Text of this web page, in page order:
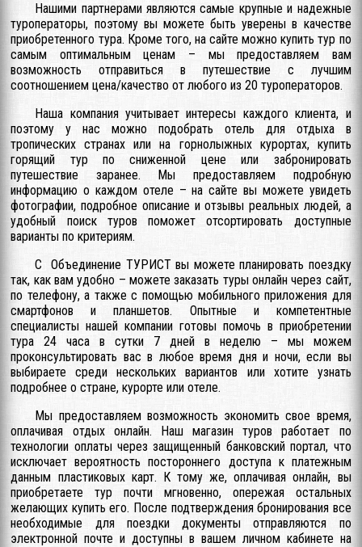
Нашими партнерами являются самые крупные и надежные
туроператоры, поэтому вы можете быть уверены в качестве
приобретенного тура. Кроме того, на сайте можно купить тур по
самым оптимальным ценам – мы предоставляем вам
возможность отправиться в путешествие с лучшим
соотношением цена/качество от любого из 20 туроператоров.
Наша компания учитывает интересы каждого клиента, и
поэтому у нас можно подобрать отель для отдыха в
тропических странах или на горнолыжных курортах, купить
горящий тур по сниженной цене или забронировать
путешествие заранее. Мы предоставляем подробную
информацию о каждом отеле – на сайте вы можете увидеть
фотографии, подробное описание и отзывы реальных людей, а
удобный поиск туров поможет отсортировать доступные
варианты по критериям.
С Объединение ТУРИСТ вы можете планировать поездку
так, как вам удобно – можете заказать туры онлайн через сайт,
по телефону, а также с помощью мобильного приложения для
смартфонов и планшетов. Опытные и компетентные
специалисты нашей компании готовы помочь в приобретении
тура 24 часа в сутки 7 дней в неделю – мы можем
проконсультировать вас в любое время дня и ночи, если вы
выбираете среди нескольких вариантов или хотите узнать
подробнее о стране, курорте или отеле.
Мы предоставляем возможность экономить свое время,
оплачивая отдых онлайн. Наш магазин туров работает по
технологии оплаты через защищенный банковский портал, что
исключает вероятность постороннего доступа к платежным
данным пластиковых карт. К тому же, оплачивая онлайн, вы
приобретаете тур почти мгновенно, опережая остальных
желающих купить его. После подтверждения бронирования все
необходимые для поездки документы отправляются по
электронной почте и доступны в вашем личном кабинете на